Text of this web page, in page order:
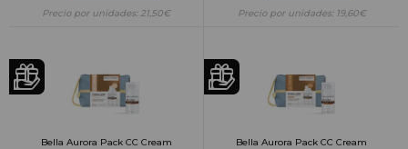
Precio por unidades: 21,50€ Precio por unidades: 19,60€
Bella Aurora Pack CC Cream
Bella Aurora Pack CC Cream